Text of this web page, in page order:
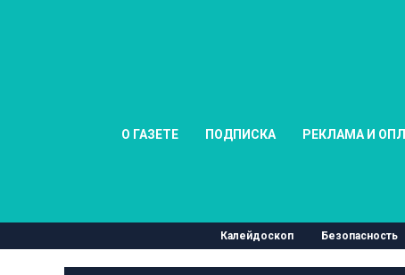
О ГАЗЕТЕ ПОДПИСКА РЕКЛАМА И
Калейдоскоп Безопасность